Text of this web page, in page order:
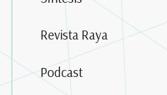
Revista Raya
Podcast